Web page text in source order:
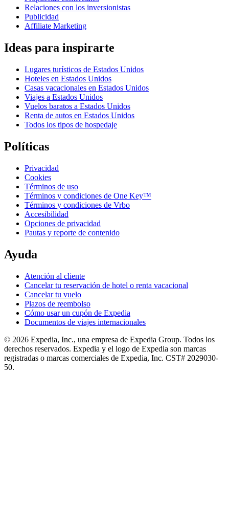
Relaciones con los inversionistas
Publicidad
Affiliate Marketing
Ideas para inspirarte
Lugares turísticos de Estados Unidos
Hoteles en Estados Unidos
Casas vacacionales en Estados Unidos
Viajes a Estados Unidos
Vuelos baratos a Estados Unidos
Renta de autos en Estados Unidos
Todos los tipos de hospedaje
Políticas
Privacidad
Cookies
Términos de uso
Términos y condiciones de One Key™
Términos y condiciones de Vrbo
Accesibilidad
Opciones de privacidad
Pautas y reporte de contenido
Ayuda
Atención al cliente
Cancelar tu reservación de hotel o renta vacacional
Cancelar tu vuelo
Plazos de reembolso
Cómo usar un cupón de Expedia
Documentos de viajes internacionales
© 2026 Expedia, Inc., una empresa de Expedia Group. Todos los
derechos reservados. Expedia y el logo de Expedia son marcas
registradas o marcas comerciales de Expedia, Inc. CST# 2029030-
50.